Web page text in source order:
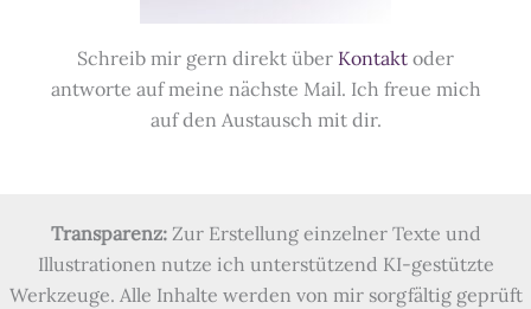
Schreib mir gern direkt über Kontakt oder
antworte auf meine nächste Mail. Ich freue mich
auf den Austausch mit dir.
Transparenz:Zur Erstellung einzelner Texte und
Illustrationen nutze ich unterstützend KI-gestützte
Werkzeuge. Alle Inhalte werden von mir sorgfältig geprüft